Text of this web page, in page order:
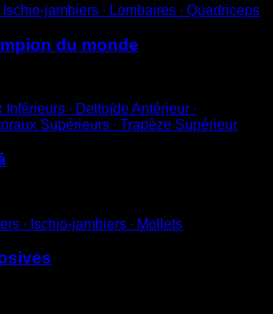
Ischio-jambiers ∙ Lombaires ∙ Quadriceps
du monde
Inférieurs ∙ Deltoïde Antérieur ∙
Supérieurs ∙ Trapèze Supérieur
∙ Ischio-jambiers ∙ Mollets